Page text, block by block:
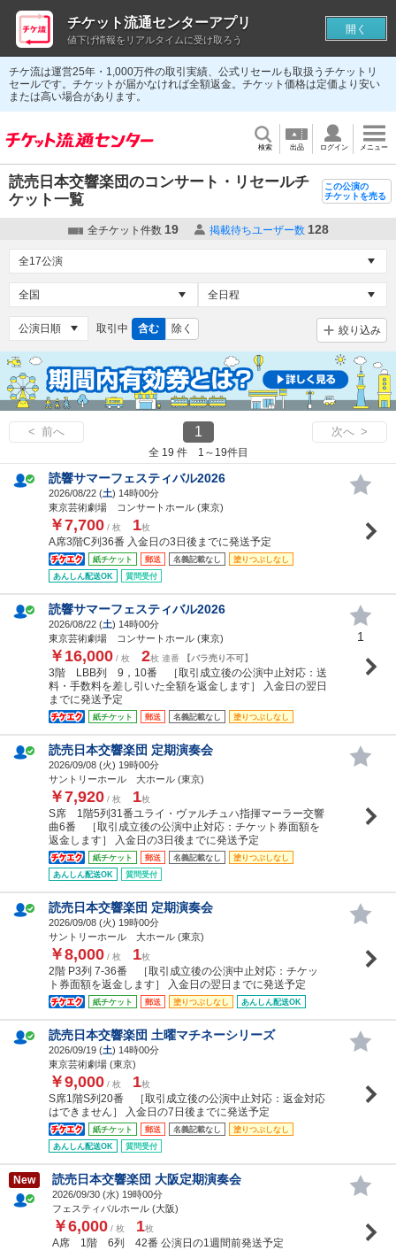
チケ流は運営25年・1,000万件の取引実績、公式リセールも取扱うチケットリ
セールです。チケットが届かなければ全額返金。チケット価格は定価より安い
または高い場合があります。
検索 出品 ログイン メニュー
読売日本交響楽団のコンサート・リセールチ
ケット一覧
この公演の
チケットを売る
全チケット件数 19 掲載待ちユーザー数 128
取引中 含む 除く 絞り込み
< 前へ 1 次へ >
全 19 件 1～19件目
読響サマーフェスティバル2026
2026/08/22 (土) 14時00分
東京芸術劇場 コンサートホール (東京)
￥7,700 / 枚 1枚
A席3階C列36番 入金日の3日後までに発送予定
紙チケット 郵送 名義記載なし
塗りつぶしなし
あんしん配送OK
質問受付
読響サマーフェスティバル2026
2026/08/22 (土) 14時00分
東京芸術劇場 コンサートホール (東京)
￥16,000 / 枚 2枚 連番 【バラ売り不可】
3階 LBB列 9，10番 ［取引成立後の公演中止対応：送
料・手数料を差し引いた全額を返金します］ 入金日の翌日
までに発送予定
紙チケット 郵送 名義記載なし 塗りつぶしなし
1
読売日本交響楽団 定期演奏会
2026/09/08 (火) 19時00分
サントリーホール 大ホール (東京)
￥7,920 / 枚 1枚
S席 1階5列31番ユライ・ヴァルチュハ指揮マーラー交響
曲6番 ［取引成立後の公演中止対応：チケット券面額を
返金します］ 入金日の3日後までに発送予定
紙チケット 郵送 名義記載なし
塗りつぶしなし
あんしん配送OK
質問受付
読売日本交響楽団 定期演奏会
2026/09/08 (火) 19時00分
サントリーホール 大ホール (東京)
￥8,000 / 枚 1枚
2階 P3列 7-36番 ［取引成立後の公演中止対応：チケッ
ト券面額を返金します］ 入金日の翌日までに発送予定
紙チケット 郵送 塗りつぶしなし あんしん配送OK
読売日本交響楽団 土曜マチネーシリーズ
2026/09/19 (土) 14時00分
東京芸術劇場 (東京)
￥9,000 / 枚 1枚
S席1階S列20番 ［取引成立後の公演中止対応：返金対応
はできません］ 入金日の7日後までに発送予定
紙チケット 郵送 名義記載なし
塗りつぶしなし
あんしん配送OK
質問受付
New 読売日本交響楽団 大阪定期演奏会
2026/09/30 (水) 19時00分
フェスティバルホール (大阪)
￥6,000 / 枚 1枚
A席 1階 6列 42番 公演日の1週間前発送予定
チケット流通センターアプリ
値下げ情報をリアルタイムに受け取ろう
開く